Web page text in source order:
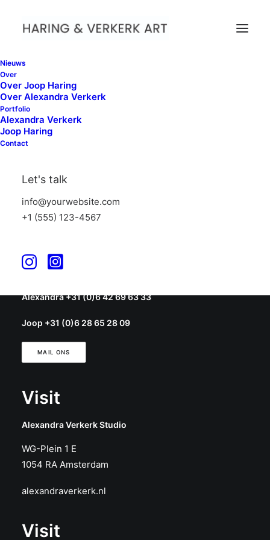
Nieuws
Over
Over Joop Haring
Over Alexandra Verkerk
Portfolio
Alexandra Verkerk
Joop Haring
Contact
Let's talk
info@yourwebsite.com
+1 (555) 123-4567
Voorwaarden
Let's Talk
Alexandra +31 (0)6 42 69 63 33
Joop +31 (0)6 28 65 28 09
MAIL ONS
Visit
Alexandra Verkerk Studio
WG-Plein 1 E
1054 RA Amsterdam
alexandraverkerk.nl
Visit